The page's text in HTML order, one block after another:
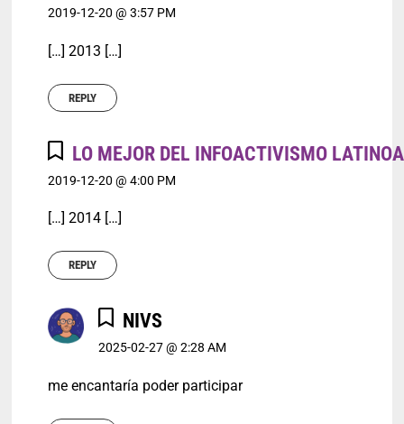
2019-12-20 @ 3:57 PM
[…] 2013 […]
REPLY
LO MEJOR DEL INFOACTIVISMO
2019-12-20 @ 4:00 PM
[…] 2014 […]
REPLY
NIVS
2025-02-27 @ 2:28 AM
me encantaría poder participar